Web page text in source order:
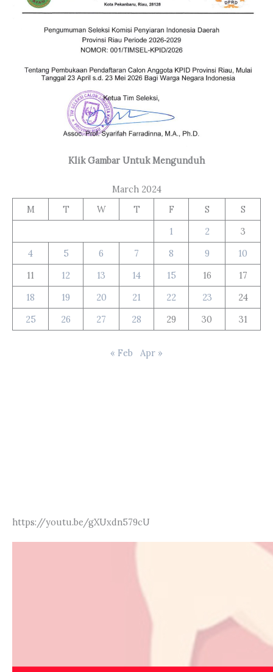
Klik Gambar Untuk Mengunduh
March 2024
M
T W T F S
S
1
2
3
4
5 6 7 8 9
10
11
12 13 14 15 16
17
18
19 20 21 22 23
24
25
26 27 28 29 30 31
« Feb Apr »
https://youtu.be/gXUxdn579cU